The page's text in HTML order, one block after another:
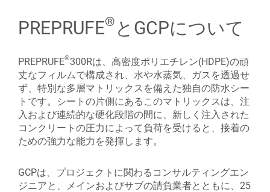
PREPRUFE® とGCPについて
PREPRUFE®300Rは、高密度ポリエチレン(HDPE)の頑
丈なフィルムで構成され、水や水蒸気、ガスを透過せ
ず、特別な多層マトリックスを備えた独自の防水シー
トです。シートの片側にあるこのマトリックスは、注
入および連続的な硬化段階の間に、新しく注入された
コンクリートの圧力によって負荷を受けると、接着の
ための強力な能力を発揮します。
GCPは、プロジェクトに関わるコンサルティングエン
ジニアと、メインおよびサブの請負業者とともに、25